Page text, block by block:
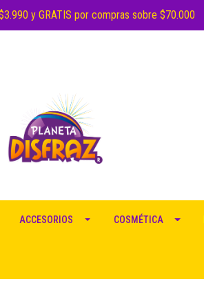
y GRATIS por compras sobre $70.000
ACCESORIOS COSMÉTICA